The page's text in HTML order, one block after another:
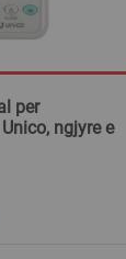
per
ngjyre e